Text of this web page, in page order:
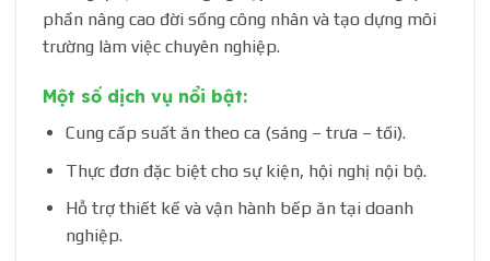
phần nâng cao đời sống công nhân và tạo dựng môi
trường làm việc chuyên nghiệp.
Một số dịch vụ nổi bật:
Cung cấp suất ăn theo ca (sáng – trưa – tối).
Thực đơn đặc biệt cho sự kiện, hội nghị nội bộ.
Hỗ trợ thiết kế và vận hành bếp ăn tại doanh
nghiệp.